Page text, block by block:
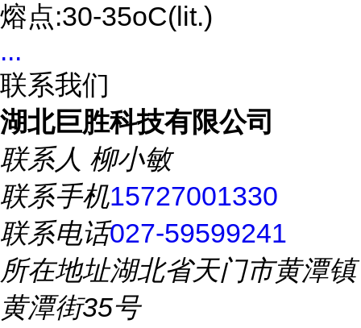
熔点:30-35oC(lit.)
...
联系我们
湖北巨胜科技有限公司
联系人 柳小敏
联系手机15727001330
联系电话027-59599241
所在地址湖北省天门市黄潭镇
黄潭街35号